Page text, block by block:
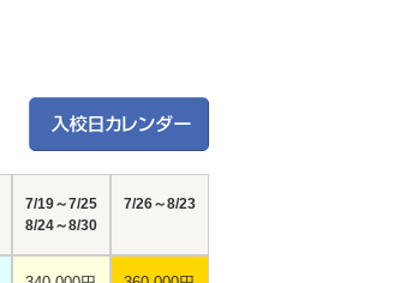
7/19～7/25
8/24～8/30
7/26～8/23